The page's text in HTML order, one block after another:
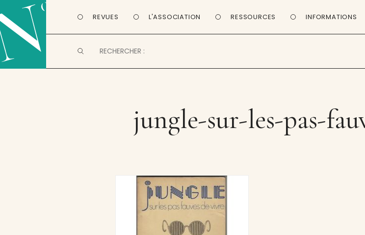
REVUES L'ASSOCIATION RESSOURCES INFORMATIONS
jungle-sur-les-pas-